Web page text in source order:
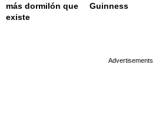
más dormilón que
existe
Guinness